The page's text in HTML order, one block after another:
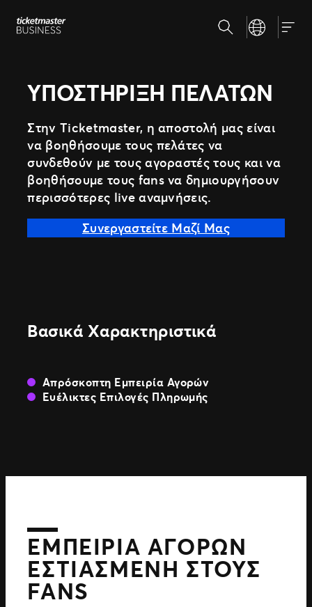
Μετάβαση
στο
Εταιρικές Λύσεις
Μάρκετινγκ & Αναλυτική
Εξειδικευμένη Συνεργασία
Insights
Γιατί την Ticketmaster
Η Ιστορία Μας
Η Ομάδα Μας
Οι Πελάτες Μας
Υποστήριξη
Κέντρο Τύπου
ΑναζήτησηSelect your
ΥΠΟΣΤΉΡΙΞΗ ΠΕΛΑΤΏΝ
Στην Ticketmaster, η αποστολή μας είναι
να βοηθήσουμε τους πελάτες να
συνδεθούν με τους αγοραστές τους και να
βοηθήσουμε τους fans να δημιουργήσουν
περισσότερες live αναμνήσεις.
Συνεργαστείτε Μαζί Μας
Βασικά Xαρακτηριστικά
Απρόσκοπτη Εμπειρία Αγορών
Ευέλικτες Επιλογές Πληρωμής
ΕΜΠΕΙΡΊΑ ΑΓΟΡΏΝ
ΕΣΤΙΑΣΜΈΝΗ ΣΤΟΥΣ
FANS